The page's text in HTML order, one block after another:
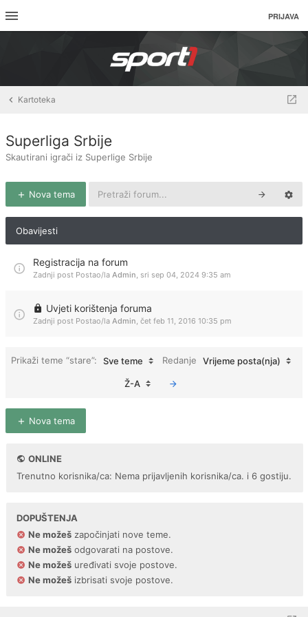
PRIJAVA
Kartoteka
Superliga Srbije
Skautirani igrači iz Superlige Srbije
Nova tema
Obavijesti
Registracija na forum
Zadnji post Postao/la Admin, sri sep 04, 2024 9:35 am
Uvjeti korištenja foruma
Zadnji post Postao/la Admin, čet feb 11, 2016 10:35 pm
Prikaži teme “stare”: Sve teme Redanje Vrijeme posta(nja)
Ž-A
Nova tema
ONLINE
Trenutno korisnika/ca: Nema prijavljenih korisnika/ca. i 6 gostiju.
DOPUŠTENJA
Ne možeš započinjati nove teme.
Ne možeš odgovarati na postove.
Ne možeš uređivati svoje postove.
Ne možeš izbrisati svoje postove.